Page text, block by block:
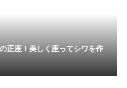
正座！美しく座ってシワを作